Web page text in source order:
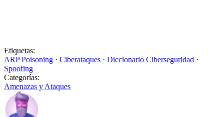
Etiquetas:
ARP Poisoning · Ciberataques · Diccionario Ciberseguridad ·
Spoofing
Categorías:
Amenazas y Ataques